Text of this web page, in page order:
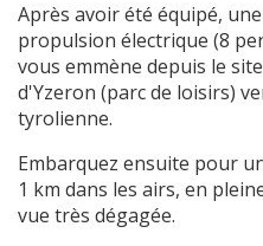
Après avoir été équipé,
propulsion électrique (8
vous emmène depuis le
d'Yzeron (parc de loisirs)
tyrolienne.
Embarquez ensuite pour
1 km dans les airs, en
vue très dégagée.